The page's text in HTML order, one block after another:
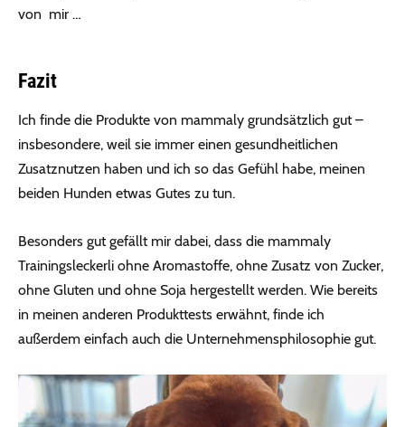
von mir …
Fazit
Ich finde die Produkte von mammaly grundsätzlich gut –
insbesondere, weil sie immer einen gesundheitlichen
Zusatznutzen haben und ich so das Gefühl habe, meinen
beiden Hunden etwas Gutes zu tun.
Besonders gut gefällt mir dabei, dass die mammaly
Trainingsleckerli ohne Aromastoffe, ohne Zusatz von Zucker,
ohne Gluten und ohne Soja hergestellt werden. Wie bereits
in meinen anderen Produkttests erwähnt, finde ich
außerdem einfach auch die Unternehmensphilosophie gut.